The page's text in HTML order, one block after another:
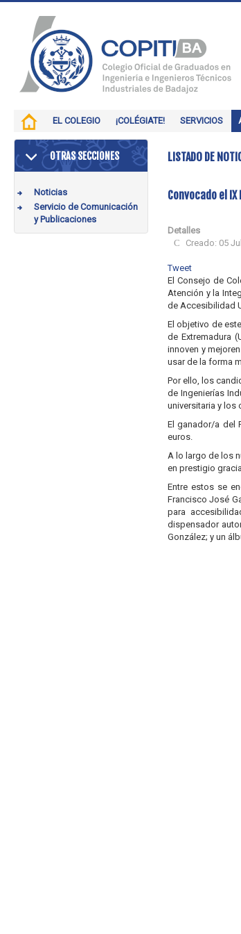
EL COLEGIO ¡COLÉGIATE! SERVICIOS
OTRAS SECCIONES
Noticias
Servicio de Comunicación
y Publicaciones
LISTADO DE
Convocado el
Detalles
Creado: 05
Tweet
El Consejo de
Atención y la
de Accesibilidad
El objetivo de
de Extremadura
innoven y
usar de la forma
Por ello, los
de Ingenierías
universitaria y los
El ganador/a del
euros.
A lo largo de los
en prestigio
Entre estos se
Francisco José
para
dispensador
González; y un